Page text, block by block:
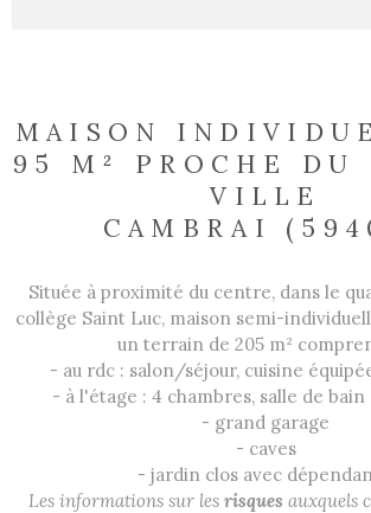
MAISON
95 M² PROCHE DU
VILLE
CAMBRAI
Située à proximité du centre, dans le
collège Saint Luc, maison semi-
un terrain de 205 m²
- au rdc : salon/séjour, cuisine
- à l'étage : 4 chambres, salle de bain
- grand garage
- caves
- jardin clos avec
Les informations sur les risques auxquels